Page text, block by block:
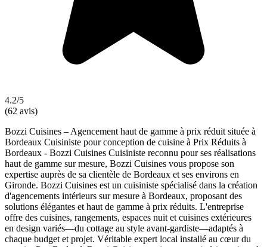
4.2/5
(62 avis)
Bozzi Cuisines – Agencement haut de gamme à prix réduit située à
Bordeaux Cuisiniste pour conception de cuisine à Prix Réduits à
Bordeaux - Bozzi Cuisines Cuisiniste reconnu pour ses réalisations
haut de gamme sur mesure, Bozzi Cuisines vous propose son
expertise auprès de sa clientèle de Bordeaux et ses environs en
Gironde. Bozzi Cuisines est un cuisiniste spécialisé dans la création
d'agencements intérieurs sur mesure à Bordeaux, proposant des
solutions élégantes et haut de gamme à prix réduits. L'entreprise
offre des cuisines, rangements, espaces nuit et cuisines extérieures
en design variés—du cottage au style avant-gardiste—adaptés à
chaque budget et projet. Véritable expert local installé au cœur du